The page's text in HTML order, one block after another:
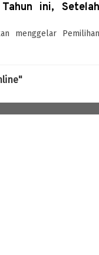
ini, Setelah
menggelar Pemilihan